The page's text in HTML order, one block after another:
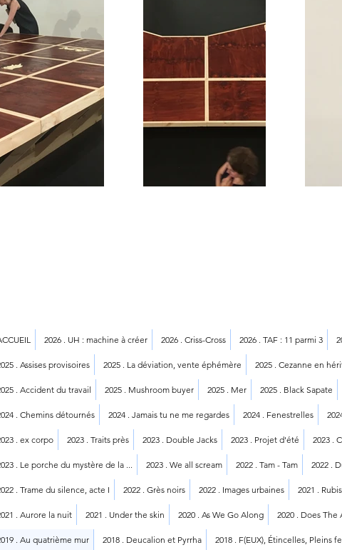
2026 . UH : machine à créer 2026 . Criss-Cross 2026 . TAF : 11 parmi 3
. Assises provisoires 2025 . La déviation, vente éphémère 2025 . Cezanne en
. Accident du travail 2025 . Mushroom buyer 2025 . Mer 2025 . Black Sapate
. Chemins détournés 2024 . Jamais tu ne me regardes 2024 . Fenestrelles
. ex corpo 2023 . Traits près 2023 . Double Jacks 2023 . Projet d'été 2023 .
. Le porche du mystère de la ... 2023 . We all scream 2022 . Tam - Tam 2022 .
. Trame du silence, acte I 2022 . Grès noirs 2022 . Images urbaines 2021 .
. Aurore la nuit 2021 . Under the skin 2020 . As We Go Along 2020 . Does The
. Au quatrième mur 2018 . Deucalion et Pyrrha 2018 . F(EUX), Étincelles, Pleins